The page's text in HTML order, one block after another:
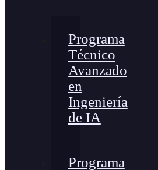
Programa
Técnico
Avanzado
en
Ingeniería
de IA
Programa